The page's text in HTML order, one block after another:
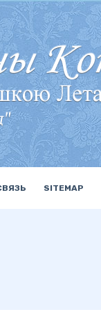
SITEMAP